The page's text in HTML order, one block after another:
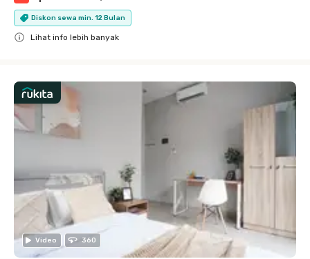
Diskon sewa min. 12 Bulan
Lihat info lebih banyak
Video 360